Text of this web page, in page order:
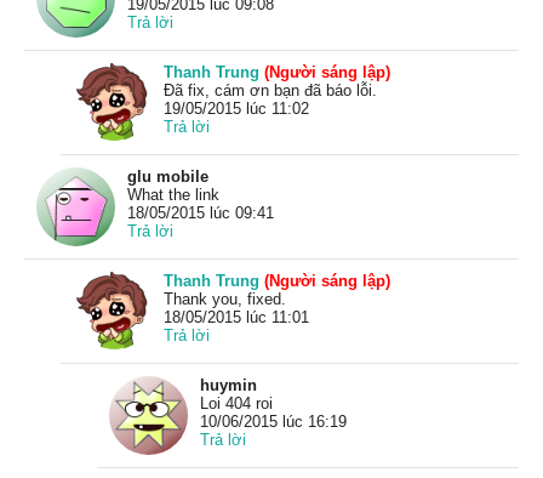
19/05/2015 lúc 09:08
Trả lời
Thanh Trung (Người sáng lập)
Đã fix, cám ơn bạn đã báo lỗi.
19/05/2015 lúc 11:02
Trả lời
glu mobile
What the link
18/05/2015 lúc 09:41
Trả lời
Thanh Trung (Người sáng lập)
Thank you, fixed.
18/05/2015 lúc 11:01
Trả lời
huymin
Loi 404 roi
10/06/2015 lúc 16:19
Trả lời